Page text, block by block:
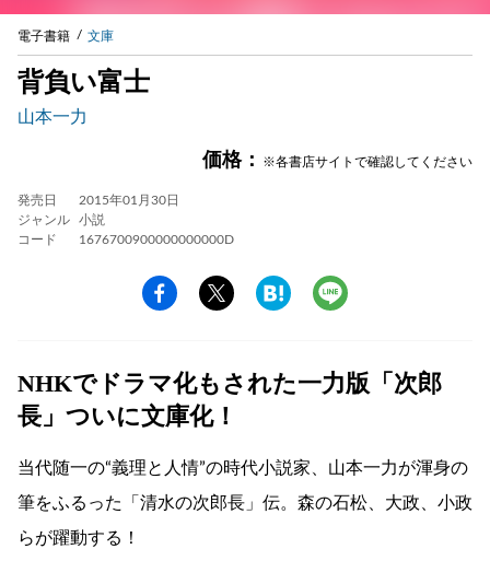
電子書籍 文庫
背負い富士
山本一力
価格： ※各書店サイトで確認してください
発売日
2015年01月30日
ジャンル
小説
コード
1676700900000000000D
NHKでドラマ化もされた一力版「次郎
長」ついに文庫化！
当代随一の“義理と人情”の時代小説家、山本一力が渾身の
筆をふるった「清水の次郎長」伝。森の石松、大政、小政
らが躍動する！